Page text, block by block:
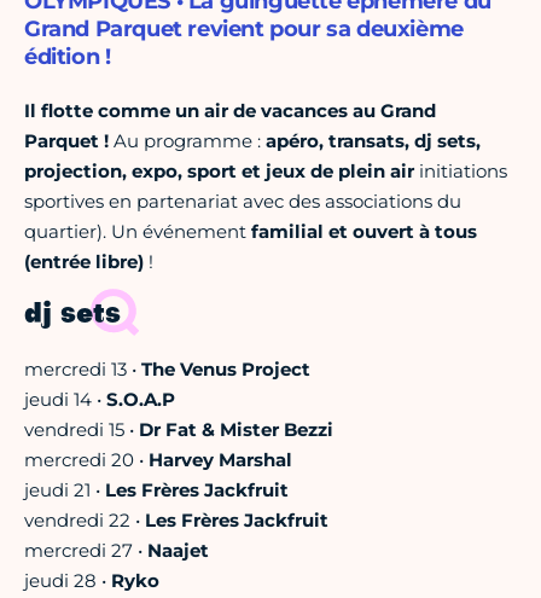
Grand Parquet revient pour sa deuxième
édition !
Il flotte comme un air de vacances au Grand
Parquet ! Au programme : apéro, transats, dj sets,
projection, expo, sport et jeux de plein airinitiations
sportives en partenariat avec des associations du
quartier). Un événement familial et ouvert à tous
(entrée libre) !
dj sets
mercredi 13 • The Venus Project
jeudi 14 • S.O.A.P
vendredi 15 • Dr Fat & Mister Bezzi
mercredi 20 • Harvey Marshal
jeudi 21 • Les Frères Jackfruit
vendredi 22 • Les Frères Jackfruit
mercredi 27 • Naajet
jeudi 28 • Ryko